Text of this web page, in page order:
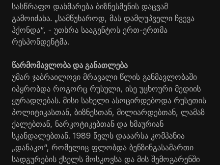
სასწრაფო დახმარება ბიზნესმენის დაცვამ
გამოიძახა. „სამწუხაროდ, მას დამღუპველი ჩვევა
ჰქონდა“, - უთხრა სააგენტოს ერთ-ერთმა
რესპონდენტმა.
წარმომავლობა და განათლება
უმარ ჯაბრაილოვი მრავალი წლის განმავლობაში
იპყრობდა როგორც რუსული, ისე უცხოური მედიის
ყურადღებას. მისი სახელი ასოცირდებოდა რუსეთის
პოლიტიკასთან, ბიზნესთან, მილიარდებთან, ლამაზ
ქალებთან, ნარკოტიკებთან და ხმაურიან
სკანდალებთან. 1989 წელს დააარსა კომპანია
„დანაკო“, რომელიც ფლობდა ბენზინგასამართი
სადგურების ქსელს მოსკოვსა და მის შემოგარენში